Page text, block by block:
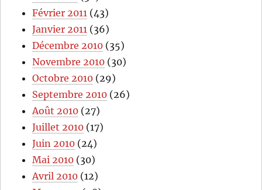
Février 2011 (43)
Janvier 2011 (36)
Décembre 2010 (35)
Novembre 2010 (30)
Octobre 2010 (29)
Septembre 2010 (26)
Août 2010 (27)
Juillet 2010 (17)
Juin 2010 (24)
Mai 2010 (30)
Avril 2010 (12)